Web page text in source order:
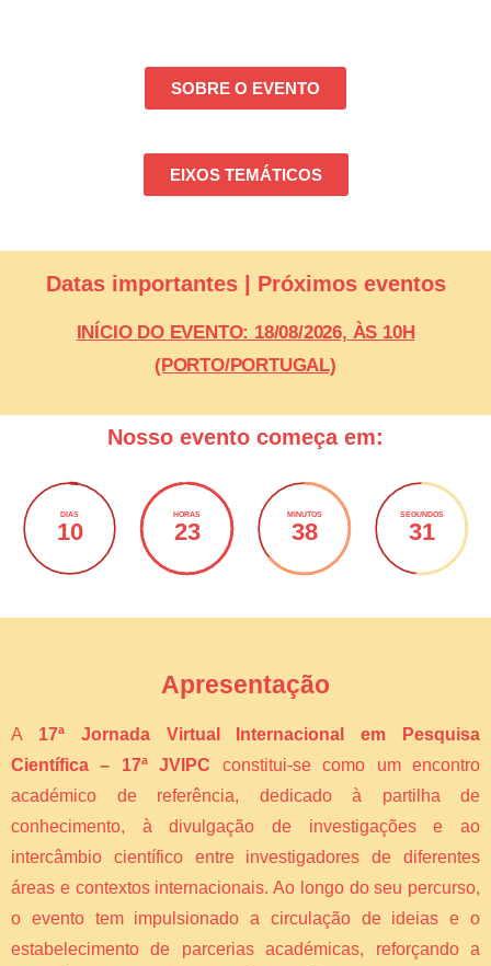
SOBRE O EVENTO
EIXOS TEMÁTICOS
Datas importantes | Próximos eventos
INÍCIO DO EVENTO: 18/08/2026, ÀS 10H
(PORTO/PORTUGAL)
Nosso evento começa em:
DIAS
10
HORAS
23
MINUTOS
38
SEGUNDOS
30
Apresentação
A 17ª Jornada Virtual Internacional em Pesquisa
Científica – 17ª JVIPC constitui-se como um encontro
académico de referência, dedicado à partilha de
conhecimento, à divulgação de investigações e ao
intercâmbio científico entre investigadores de diferentes
áreas e contextos internacionais. Ao longo do seu percurso,
o evento tem impulsionado a circulação de ideias e o
estabelecimento de parcerias académicas, reforçando a